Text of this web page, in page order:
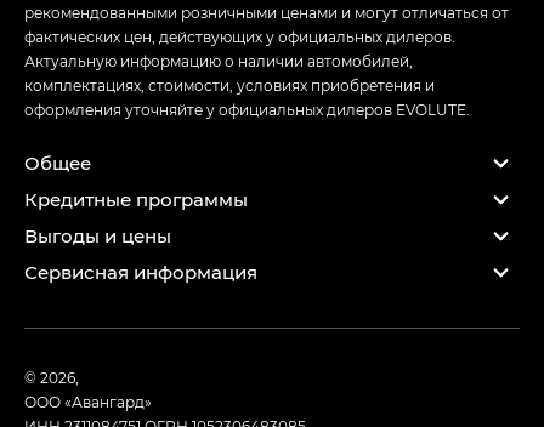
рекомендованными розничными ценами и могут отличаться от
фактических цен, действующих у официальных дилеров.
Актуальную информацию о наличии автомобилей,
комплектациях, стоимости, условиях приобретения и
оформления уточняйте у официальных дилеров EVOLUTE.
Общее
Кредитные программы
Выгоды и цены
Сервисная информация
© 2026,
ООО «Авангард»